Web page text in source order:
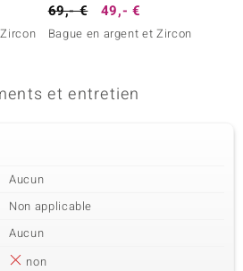
69,- € 49,- €
Bague en argent et Zircon
et entretien
Aucun
Non applicable
Aucun
non